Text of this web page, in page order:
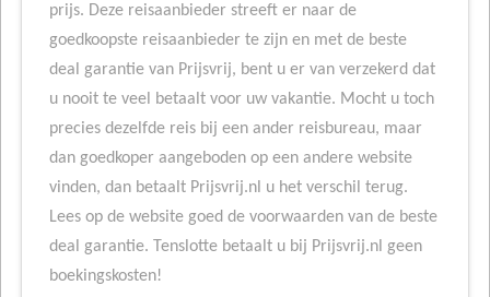
prijs. Deze reisaanbieder streeft er naar de
goedkoopste reisaanbieder te zijn en met de beste
deal garantie van Prijsvrij, bent u er van verzekerd dat
u nooit te veel betaalt voor uw vakantie. Mocht u toch
precies dezelfde reis bij een ander reisbureau, maar
dan goedkoper aangeboden op een andere website
vinden, dan betaalt Prijsvrij.nl u het verschil terug.
Lees op de website goed de voorwaarden van de beste
deal garantie. Tenslotte betaalt u bij Prijsvrij.nl geen
boekingskosten!